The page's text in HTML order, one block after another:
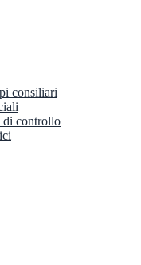
consiliari
di controllo